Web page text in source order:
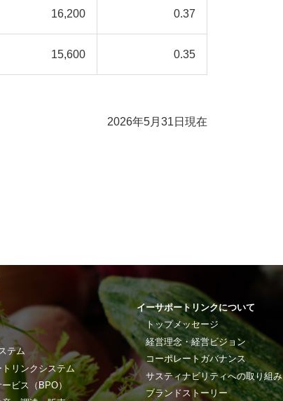
16,200 0.37
15,600 0.35
2026年5月31日現在
テム
リンクシステム
ビス（BPO）
イーサポートリンクについて
トップメッセージ
経営理念・経営ビジョン
コーポレートガバナンス
サスティナビリティへの取り組み
ブランドストーリー